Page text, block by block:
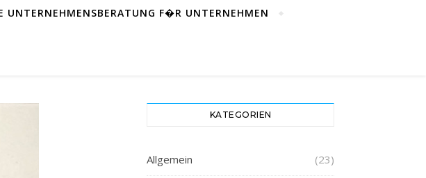
UNTERNEHMENSBERATUNG F�R UNTERNEHMEN
KATEGORIEN
Allgemein (23)